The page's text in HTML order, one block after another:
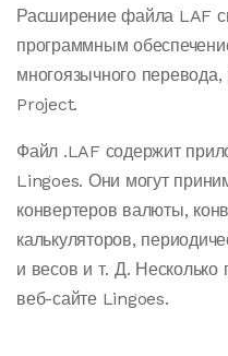
Расширение файла LAF
программным
многоязычного
Project.
Файл .LAF содержит
Lingoes. Они могут
конвертеров валюты,
калькуляторов,
и весов и т. Д.
веб-сайте Lingoes.